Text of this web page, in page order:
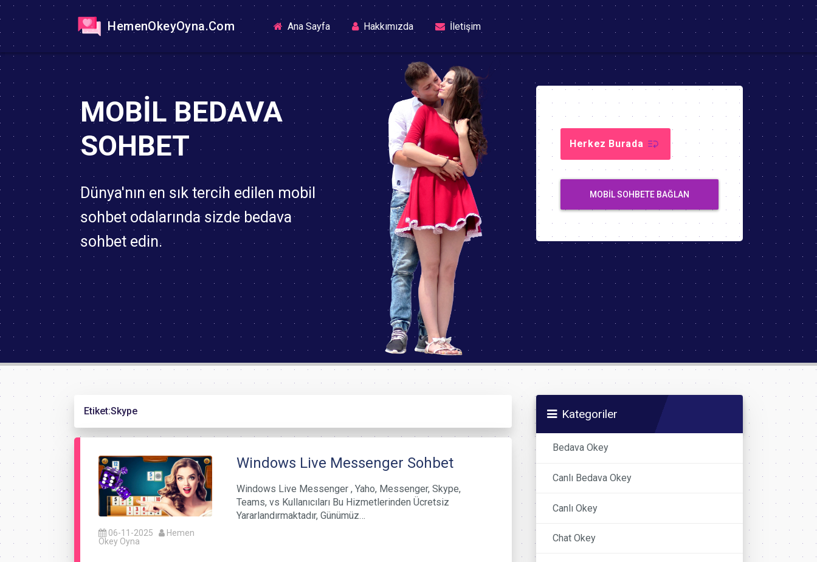
HemenOkeyOyna.Com Ana Sayfa(current)Hakkımızda İletişim
MOBIL BEDAVA
SOHBET
Dünya'nın en sık tercih edilen mobil
sohbet odalarında sizde bedava
sohbet edin.
Herkez Burada
MOBIL SOHBETE BAĞLAN
Etiket:Skype
06-11-2025
Hemen
Okey Oyna
Windows Live Messenger Sohbet
Windows Live Messenger , Yaho, Messenger, Skype,
Teams, vs Kullanıcıları Bu Hizmetlerinden Ücretsiz
Yararlandırmaktadır, Günümüz…
Kategoriler
Bedava Okey
Canlı Bedava Okey
Canlı Okey
Chat Okey